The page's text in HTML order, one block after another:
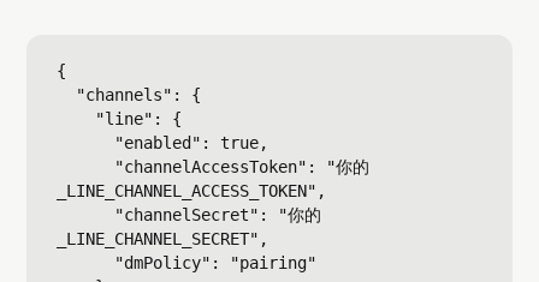
{
_LINE_CHANNEL_ACCESS_TOKEN",
_LINE_CHANNEL_SECRET",